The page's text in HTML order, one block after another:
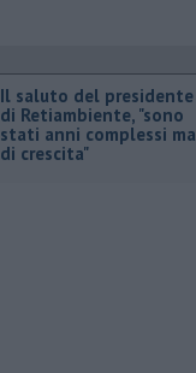
Il saluto del presidente
di Retiambiente, "sono
stati anni complessi ma
di crescita"